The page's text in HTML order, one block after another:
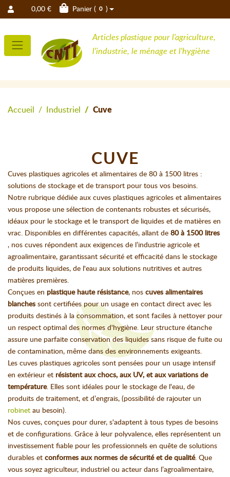
0,00 € Panier ( 0 )
Articles plastique pour l'agriculture,
l'industrie, le ménage et l'hygiène
Accueil Industriel Cuve
CUVE
Cuves plastiques agricoles et alimentaires de 80 à 1500 litres :
solutions de stockage et de transport pour tous vos besoins.
Notre rubrique dédiée aux cuves plastiques agricoles et alimentaires
vous propose une sélection de contenants robustes et sécurisés,
idéaux pour le stockage et le transport de liquides et de matières en
vrac. Disponibles en différentes capacités, allant de 80 à 1500 litres
, nos cuves répondent aux exigences de l’industrie agricole et
agroalimentaire, garantissant sécurité et efficacité dans le stockage
de produits liquides, de l'eau aux solutions nutritives et autres
matières premières.
Conçues en plastique haute résistance, nos cuves alimentaires
blanches sont certifiées pour un usage en contact direct avec les
produits destinés à la consommation, et sont faciles à nettoyer pour
un respect optimal des normes d'hygiène. Leur structure étanche
assure une parfaite conservation des liquides sans risque de fuite ou
de contamination, même dans des environnements exigeants.
Les cuves plastiques agricoles sont pensées pour un usage intensif
en extérieur et résistent aux chocs, aux UV, et aux variations de
température. Elles sont idéales pour le stockage de l'eau, de
produits de traitement, et d’engrais, (possibilité de rajouter un
robinet au besoin).
Nos cuves, conçues pour durer, s'adaptent à tous types de besoins
et de configurations. Grâce à leur polyvalence, elles représentent un
investissement fiable pour les professionnels en quête de solutions
durables et conformes aux normes de sécurité et de qualité. Que
vous soyez agriculteur, industriel ou acteur dans l’agroalimentaire,